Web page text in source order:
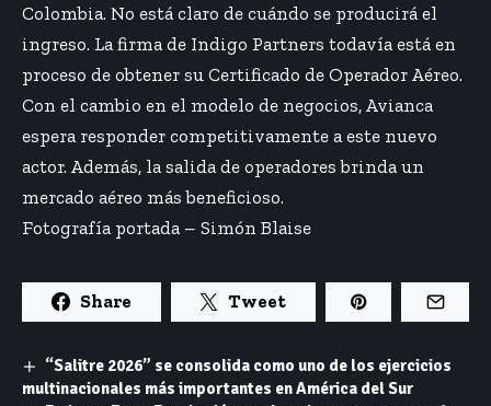
Colombia. No está claro de cuándo se producirá el
ingreso. La firma de Indigo Partners todavía está en
proceso de obtener su Certificado de Operador Aéreo.
Con el cambio en el modelo de negocios, Avianca
espera responder competitivamente a este nuevo
actor. Además, la salida de operadores brinda un
mercado aéreo más beneficioso.
Fotografía portada – Simón Blaise
Share Tweet
“Salitre 2026” se consolida como uno de los ejercicios
multinacionales más importantes en América del Sur